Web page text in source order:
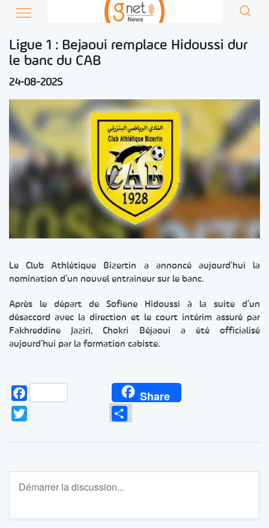
Ligue 1 : Bejaoui remplace Hidoussi dur
le banc du CAB
24-08-2025
Le Club Athlétique Bizertin a annoncé aujourd’hui la
nomination d’un nouvel entraineur sur le banc.
Après le départ de Sofiene Hidoussi à la suite d’un
désaccord avec la direction et le court intérim assuré par
Fakhreddine Jaziri, Chokri Béjaoui a été officialisé
aujourd’hui par la formation cabiste.
Facebook Share
Partager